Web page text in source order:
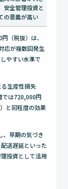
安全管理投資と
の意義が高い
（税抜）は、
応が複数回発生
やすい水準で
生産性損失
では720,000円
と同程度の効果
、早期の気づき
送遅延といった
投資として活用